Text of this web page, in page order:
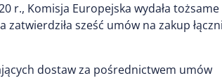
r., Komisja Europejska wydała tożsame
sześć umów na zakup
dostaw za pośrednictwem umów